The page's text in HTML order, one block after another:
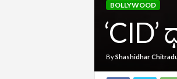
BOLLYWOOD
ByShashidhar